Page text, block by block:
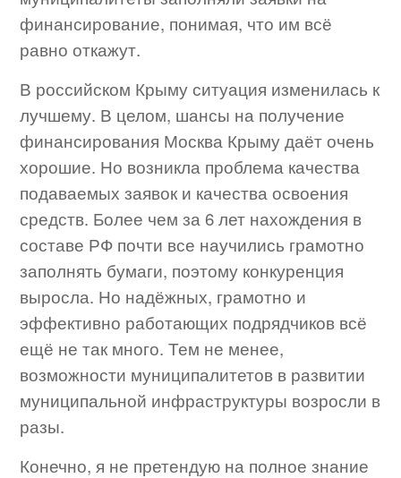
финансирование, понимая, что им всё
равно откажут.
В российском Крыму ситуация изменилась к
лучшему. В целом, шансы на получение
финансирования Москва Крыму даёт очень
хорошие. Но возникла проблема качества
подаваемых заявок и качества освоения
средств. Более чем за 6 лет нахождения в
составе РФ почти все научились грамотно
заполнять бумаги, поэтому конкуренция
выросла. Но надёжных, грамотно и
эффективно работающих подрядчиков всё
ещё не так много. Тем не менее,
возможности муниципалитетов в развитии
муниципальной инфраструктуры возросли в
разы.
Конечно, я не претендую на полное знание